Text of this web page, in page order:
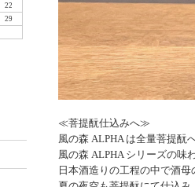
≪菩提酛仕込みへ≫
⾵の森 ALPHA は全量菩提酛へ
⾵の森 ALPHA シリーズの味
⽇本酒造りの⼯程の中で酒
22
29